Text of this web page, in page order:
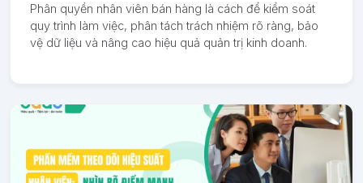
Phân quyền nhân viên bán hàng là cách để kiểm soát
quy trình làm việc, phân tách trách nhiệm rõ ràng, bảo
vệ dữ liệu và nâng cao hiệu quả quản trị kinh doanh.